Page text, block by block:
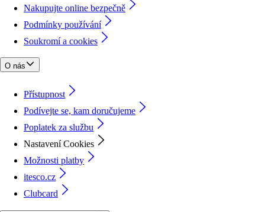
Nakupujte online bezpečně
Podmínky používání
Soukromí a cookies
O nás
Přístupnost
Podívejte se, kam doručujeme
Poplatek za službu
Nastavení Cookies
Možnosti platby
itesco.cz
Clubcard